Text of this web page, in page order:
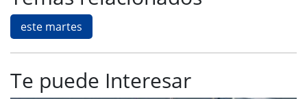
este martes
Te puede Interesar